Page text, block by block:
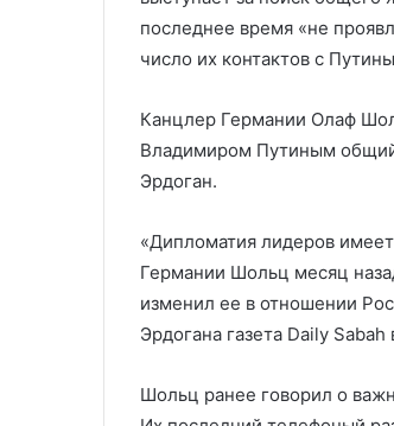
последнее время «не
число их контактов с
Канцлер Германии Олаф
Владимиром Путиным
Эрдоган.
«Дипломатия лидеров
Германии Шольц месяц
изменил ее в отношении
Эрдогана газета Daily Sabah
Шольц ранее говорил о
по обмену с Киевом